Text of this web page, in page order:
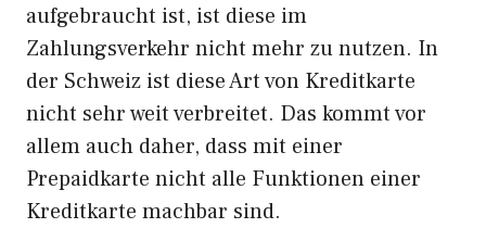
aufgebraucht ist, ist diese im
Zahlungsverkehr nicht mehr zu nutzen. In
der Schweiz ist diese Art von Kreditkarte
nicht sehr weit verbreitet. Das kommt vor
allem auch daher, dass mit einer
Prepaidkarte nicht alle Funktionen einer
Kreditkarte machbar sind.